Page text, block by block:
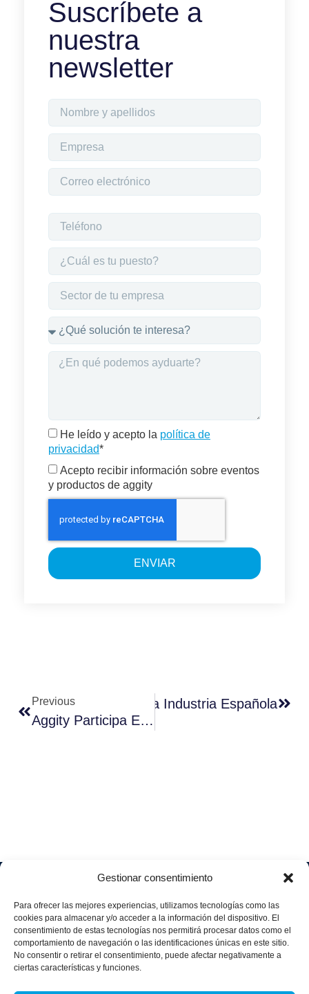
Gestionar consentimiento
Para ofrecer las mejores experiencias, utilizamos tecnologías como las
cookies para almacenar y/o acceder a la información del dispositivo. El
consentimiento de estas tecnologías nos permitirá procesar datos como el
comportamiento de navegación o las identificaciones únicas en este sitio.
No consentir o retirar el consentimiento, puede afectar negativamente a
ciertas características y funciones.
Suscríbete a
nuestra
newsletter
He leído y acepto la política de
privacidad*
Acepto recibir información sobre eventos
y productos de aggity
ENVIAR
Previous
Aggity Participa En La Comunidad De Mantenimiento De Burgos Para Analizar El Papel De La IA Agéntica Y La Simulación DES En El Mantenimiento Industrial
Digital: La Clave Para La Industria Española
Soluciones
Data
Industria
4.0
Industrial
Retail
Health &
Services
Travel &
Quiénes
Únete
a
aggity
Contacto
legal
Política
de
Privacid
ad